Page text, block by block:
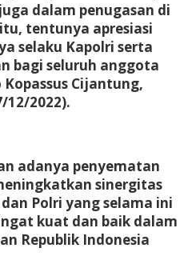
dalam penugasan di
tentunya apresiasi
selaku Kapolri serta
bagi seluruh anggota
Cijantung,
12/2022).
adanya penyematan
sinergitas
Polri yang selama ini
kuat dan baik dalam
Republik Indonesia